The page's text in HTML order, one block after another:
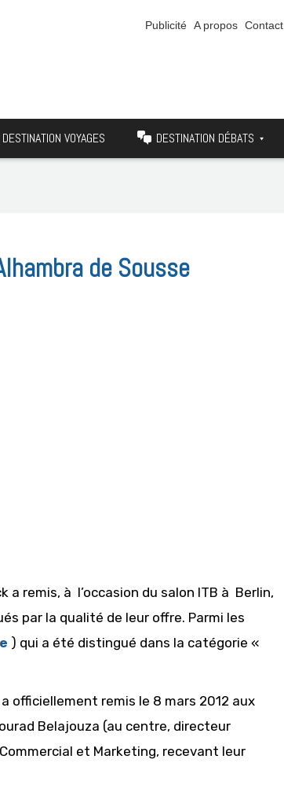
Publicité A propos Contact
DESTINATION VOYAGES DESTINATION DÉBATS
de Sousse
a remis, à l’occasion du salon ITB à Berlin,
par la qualité de leur offre. Parmi les
) qui a été distingué dans la catégorie «
officiellement remis le 8 mars 2012 aux
Belajouza (au centre, directeur
et Marketing, recevant leur